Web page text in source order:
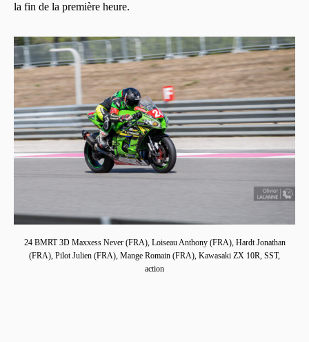
la fin de la première heure.
24 BMRT 3D Maxxess Never (FRA), Loiseau Anthony (FRA), Hardt Jonathan
(FRA), Pilot Julien (FRA), Mange Romain (FRA), Kawasaki ZX 10R, SST,
action